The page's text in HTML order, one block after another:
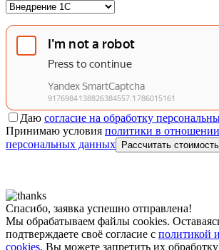
Даю согласие на обработку
Принимаю условия политики в
персональных данных
Рассчитать стоимость
Спасибо, заявка успешно отправлена!
Мы обрабатываем файлы cookies.
подтверждаете своё согласие с политикой
cookies. Вы можете запретить их